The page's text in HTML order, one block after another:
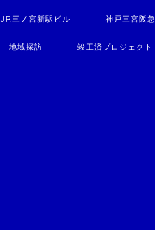
JR三ノ宮新駅ビル 神戸三宮阪
地域探訪 竣工済プロジェクト